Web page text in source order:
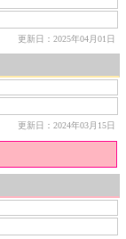
更新日：2025年04月01日
更新日：2024年03月15日